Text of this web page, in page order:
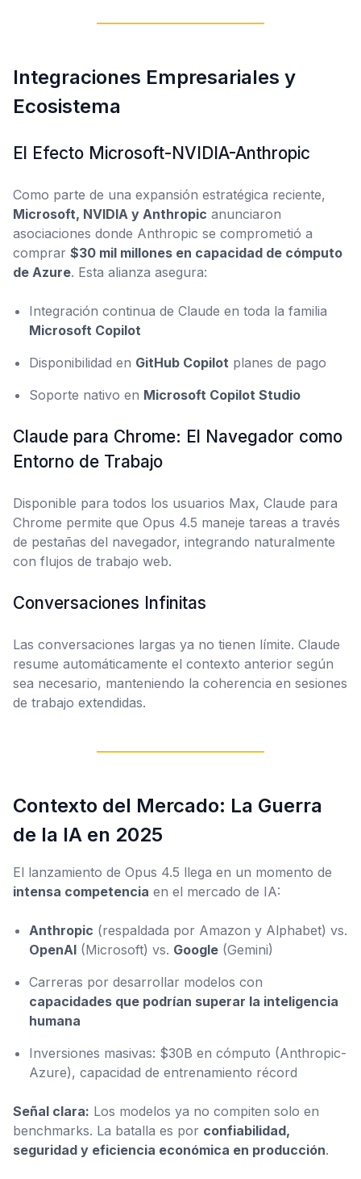
Integraciones Empresariales y
Ecosistema
El Efecto Microsoft-NVIDIA-Anthropic
Como parte de una expansión estratégica reciente,
Microsoft, NVIDIA y Anthropic anunciaron
asociaciones donde Anthropic se comprometió a
comprar $30 mil millones en capacidad de cómputo
de Azure. Esta alianza asegura:
Integración continua de Claude en toda la familia
Microsoft Copilot
Disponibilidad en GitHub Copilot planes de pago
Soporte nativo en Microsoft Copilot Studio
Claude para Chrome: El Navegador como
Entorno de Trabajo
Disponible para todos los usuarios Max, Claude para
Chrome permite que Opus 4.5 maneje tareas a través
de pestañas del navegador, integrando naturalmente
con flujos de trabajo web.
Conversaciones Infinitas
Las conversaciones largas ya no tienen límite. Claude
resume automáticamente el contexto anterior según
sea necesario, manteniendo la coherencia en sesiones
de trabajo extendidas.
Contexto del Mercado: La Guerra
de la IA en 2025
El lanzamiento de Opus 4.5 llega en un momento de
intensa competencia en el mercado de IA:
Anthropic (respaldada por Amazon y Alphabet) vs.
OpenAI (Microsoft) vs. Google (Gemini)
Carreras por desarrollar modelos con
capacidades que podrían superar la inteligencia
humana
Inversiones masivas: $30B en cómputo (Anthropic-
Azure), capacidad de entrenamiento récord
Señal clara: Los modelos ya no compiten solo en
benchmarks. La batalla es por confiabilidad,
seguridad y eficiencia económica en producción.